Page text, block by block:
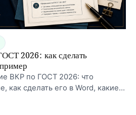
2026: как сделать
ВКР по ГОСТ 2026: что
как сделать его в Word, какие
перед сдачей, и